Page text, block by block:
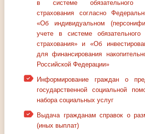
в системе обязательного
страхования согласно
«Об индивидуальном
учете в системе обязательного
страхования» и «Об
для финансирования
Российской Федерации»
Информирование граждан о
государственной социальной
набора социальных услуг
Выдача гражданам справок о
(иных выплат)